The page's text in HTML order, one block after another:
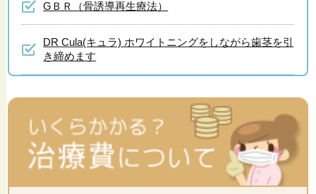
GＢＲ（骨誘導再生療法）
DR Cula(キュラ) ホワイトニングをしながら歯茎を引
き締めます